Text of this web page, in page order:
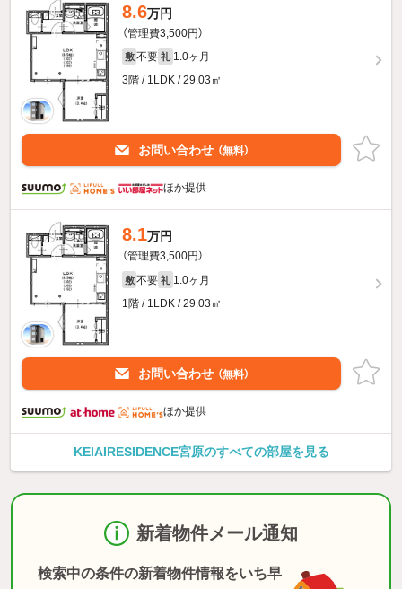
8.6万円
（管理費3,500円）
敷 不要 礼 1.0ヶ月
3階 / 1LDK / 29.03㎡
お問い合わせ （無料）
ほか提供
8.1万円
（管理費3,500円）
敷 不要 礼 1.0ヶ月
1階 / 1LDK / 29.03㎡
お問い合わせ （無料）
ほか提供
KEIAIRESIDENCE宮原のすべての部屋を見る
新着物件メール通知
検索中の条件の新着物件情報をいち早